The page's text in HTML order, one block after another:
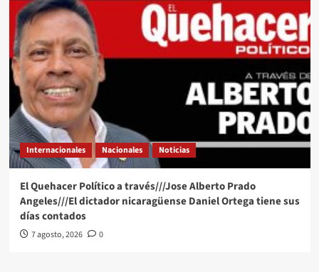
Internacionales Nacionales Noticias
El Quehacer Político a través///Jose Alberto Prado
Angeles///El dictador nicaragüense Daniel Ortega tiene sus
días contados
7 agosto, 2026 0